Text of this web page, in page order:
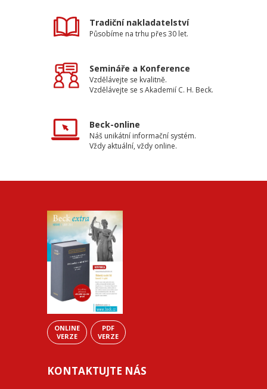
Tradiční nakladatelství
Působíme na trhu přes 30 let.
Semináře a Konference
Vzdělávejte se kvalitně.
Vzdělávejte se s Akademií C. H. Beck.
Beck-online
Náš unikátní informační systém.
Vždy aktuální, vždy online.
ONLINE
VERZE
PDF
VERZE
KONTAKTUJTE NÁS